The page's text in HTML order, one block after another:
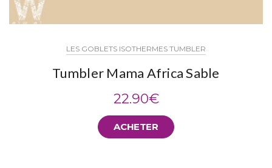
LES GOBLETS ISOTHERMES TUMBLER
Tumbler Mama Africa Sable
22.90€
ACHETER